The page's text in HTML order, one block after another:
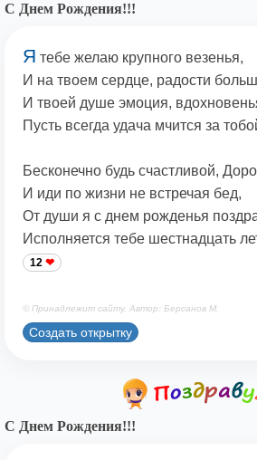
С Днем Рождения!!!
Я тебе желаю крупного везенья,
И на твоем сердце, радости
И твоей душе эмоция,
Пусть всегда удача мчится за
Бесконечно будь счастливой,
И иди по жизни не встречая бед,
От души я с днем рожденья
Исполняется тебе шестнадцать
12
© Принадлежит сайту. Автор: Берсанов М.
Создать открытку
С Днем Рождения!!!